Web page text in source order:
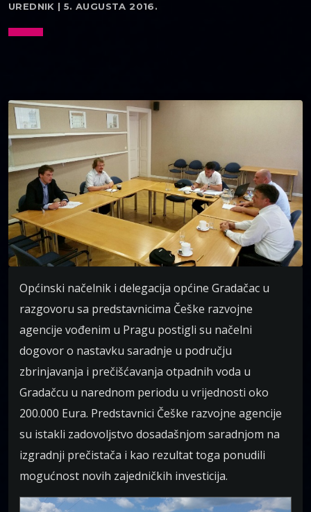
UREDNIK | 5. AUGUSTA 2016.
Općinski načelnik i delegacija općine Gradačac u
razgovoru sa predstavnicima Češke razvojne
agencije vođenim u Pragu postigli su načelni
dogovor o nastavku saradnje u području
zbrinjavanja i prečišćavanja otpadnih voda u
Gradačcu u narednom periodu u vrijednosti oko
200.000 Eura. Predstavnici Češke razvojne agencije
su istakli zadovoljstvo dosadašnjom saradnjom na
izgradnji prečistača i kao rezultat toga ponudili
mogućnost novih zajedničkih investicija.